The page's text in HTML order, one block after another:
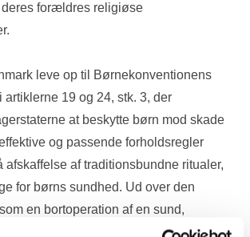
deres forældres religiøse
leve op til Børnekonventionens
artiklerne 19 og 24, stk. 3, der
at beskytte børn mod skade
og passende forholdsregler
afskaffelse af traditionsbundne ritualer,
for børns sundhed. Ud over den
en bortoperation af en sund,
kroppen indebærer i sig selv, er alle